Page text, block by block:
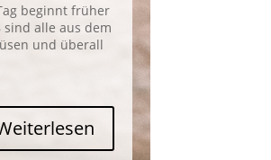
beginnt früher
alle aus dem
und überall